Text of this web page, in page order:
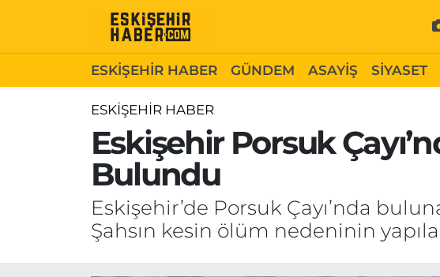
ESKİŞEHİR HABER GÜNDEM ASAYİŞ SİYASET
ESKİŞEHİR HABER
Eskişehir Porsuk
Bulundu
Eskişehir’de Porsuk Çayı’nda
Şahsın kesin ölüm nedeninin
ESKİŞEHİR HABER
SİYASET
EKONOMİ
Gizlilik Politikası
Hakkımızda
İletişim
Odunpazarı Hava Durumu
Odunpazarı Trafik Yoğunluk Haritası
Süper Lig Puan Durumu ve Fikstür
Tüm Manşetler
Son Dakika Haberleri